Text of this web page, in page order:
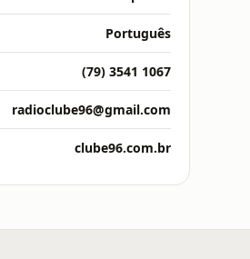
Português
(79) 3541 1067
radioclube96@gmail.com
clube96.com.br